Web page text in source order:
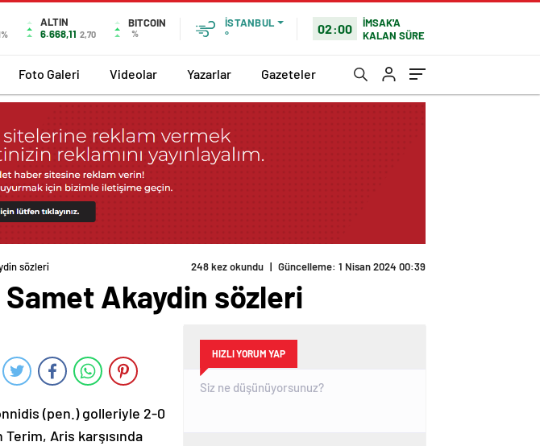
ALTIN
6.668,11 2,70
BITCOIN
%
İSTANBUL
°
02:00
İMSAK'A
KALAN SÜRE
Foto Galeri Videolar Yazarlar Gazeteler
sözleri 248 kez okundu | Güncelleme: 1 Nisan 2024 00:39
Samet Akaydin sözleri
(pen.) golleriyle 2-0
Aris karşısında
HIZLI YORUM YAP